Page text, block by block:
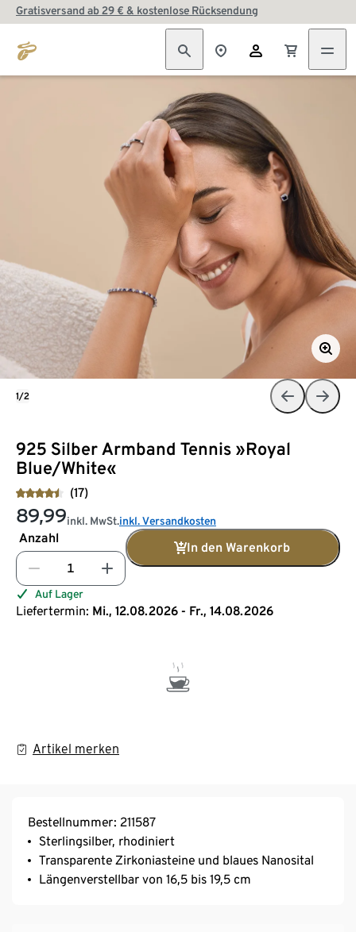
Gratisversand ab 29 € & kostenlose Rücksendung
925 Silber Armband Tennis »Royal
Blue/White«
(17)
89,99inkl. MwSt.inkl. Versandkosten
Anzahl
In den Warenkorb
Auf Lager
Liefertermin: Mi., 12.08.2026 - Fr., 14.08.2026
Artikel merken
1/2
Bestellnummer: 211587
Sterlingsilber, rhodiniert
Transparente Zirkoniasteine und blaues Nanosital
Längenverstellbar von 16,5 bis 19,5 cm